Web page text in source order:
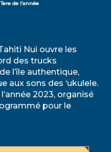
de l’année
Nui ouvre les
des trucks
l’île authentique,
aux sons des ‘ukulele.
2023, organisé
pour le